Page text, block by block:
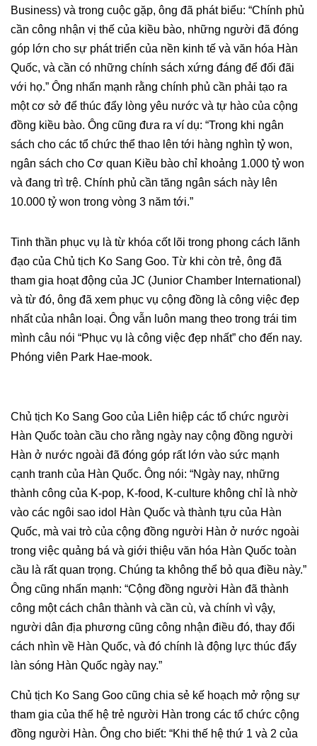
Business) và trong cuộc gặp, ông đã phát biểu: “Chính phủ
cần công nhận vị thế của kiều bào, những người đã đóng
góp lớn cho sự phát triển của nền kinh tế và văn hóa Hàn
Quốc, và cần có những chính sách xứng đáng để đối đãi
với họ.” Ông nhấn mạnh rằng chính phủ cần phải tạo ra
một cơ sở để thúc đẩy lòng yêu nước và tự hào của cộng
đồng kiều bào. Ông cũng đưa ra ví dụ: “Trong khi ngân
sách cho các tổ chức thể thao lên tới hàng nghìn tỷ won,
ngân sách cho Cơ quan Kiều bào chỉ khoảng 1.000 tỷ won
và đang trì trệ. Chính phủ cần tăng ngân sách này lên
10.000 tỷ won trong vòng 3 năm tới.”
Tinh thần phục vụ là từ khóa cốt lõi trong phong cách lãnh
đạo của Chủ tịch Ko Sang Goo. Từ khi còn trẻ, ông đã
tham gia hoạt động của JC (Junior Chamber International)
và từ đó, ông đã xem phục vụ cộng đồng là công việc đẹp
nhất của nhân loại. Ông vẫn luôn mang theo trong trái tim
mình câu nói “Phục vụ là công việc đẹp nhất” cho đến nay.
Phóng viên Park Hae-mook.
Chủ tịch Ko Sang Goo của Liên hiệp các tổ chức người
Hàn Quốc toàn cầu cho rằng ngày nay cộng đồng người
Hàn ở nước ngoài đã đóng góp rất lớn vào sức mạnh
cạnh tranh của Hàn Quốc. Ông nói: “Ngày nay, những
thành công của K-pop, K-food, K-culture không chỉ là nhờ
vào các ngôi sao idol Hàn Quốc và thành tựu của Hàn
Quốc, mà vai trò của cộng đồng người Hàn ở nước ngoài
trong việc quảng bá và giới thiệu văn hóa Hàn Quốc toàn
cầu là rất quan trọng. Chúng ta không thể bỏ qua điều này.”
Ông cũng nhấn mạnh: “Cộng đồng người Hàn đã thành
công một cách chân thành và cần cù, và chính vì vậy,
người dân địa phương cũng công nhận điều đó, thay đổi
cách nhìn về Hàn Quốc, và đó chính là động lực thúc đẩy
làn sóng Hàn Quốc ngày nay.”
Chủ tịch Ko Sang Goo cũng chia sẻ kế hoạch mở rộng sự
tham gia của thế hệ trẻ người Hàn trong các tổ chức cộng
đồng người Hàn. Ông cho biết: “Khi thế hệ thứ 1 và 2 của